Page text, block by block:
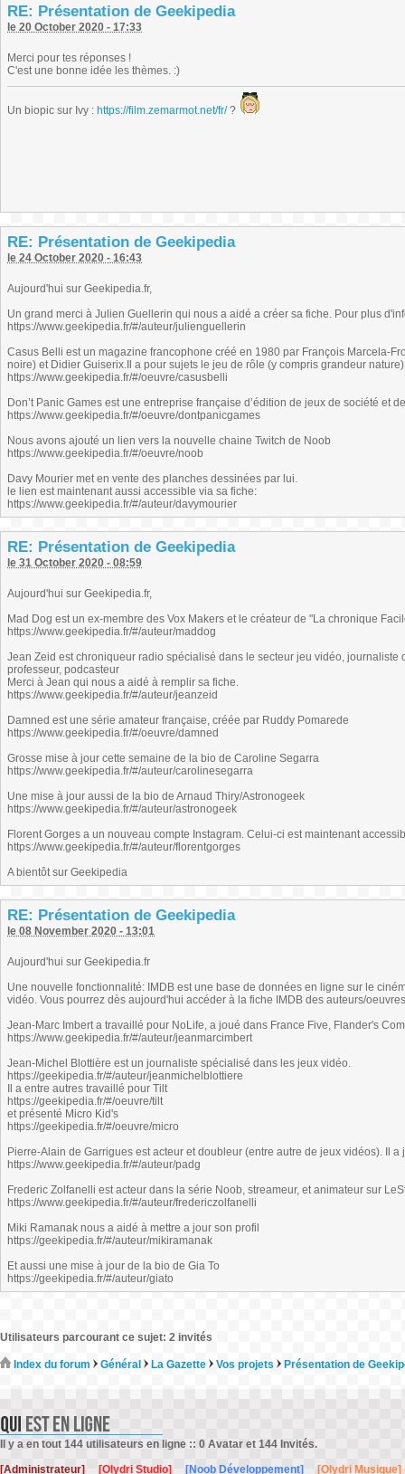
RE: Présentation de Geekipedia
le 20 October 2020 - 17:33
Merci pour tes réponses !
C'est une bonne idée les thèmes. :)
Un biopic sur Ivy : https://film.zemarmot.net/fr/?
RE: Présentation de Geekipedia
le 24 October 2020 - 16:43
Aujourd'hui sur Geekipedia.fr,
Un grand merci à Julien Guellerin qui nous a aidé a créer sa fiche. Pour plus
https://www.geekipedia.fr/#/auteur/julienguellerin
Casus Belli est un magazine francophone créé en 1980 par François Marcela-
noire) et Didier Guiserix.Il a pour sujets le jeu de rôle (y compris grandeur
https://www.geekipedia.fr/#/oeuvre/casusbelli
Don’t Panic Games est une entreprise française d’édition de jeux de société et
https://www.geekipedia.fr/#/oeuvre/dontpanicgames
Nous avons ajouté un lien vers la nouvelle chaine Twitch de Noob
https://www.geekipedia.fr/#/oeuvre/noob
Davy Mourier met en vente des planches dessinées par lui.
le lien est maintenant aussi accessible via sa fiche:
https://www.geekipedia.fr/#/auteur/davymourier
RE: Présentation de Geekipedia
le 31 October 2020 - 08:59
Aujourd'hui sur Geekipedia.fr,
Mad Dog est un ex-membre des Vox Makers et le créateur de "La chronique
https://www.geekipedia.fr/#/auteur/maddog
Jean Zeid est chroniqueur radio spécialisé dans le secteur jeu vidéo,
professeur, podcasteur
Merci à Jean qui nous a aidé à remplir sa fiche.
https://www.geekipedia.fr/#/auteur/jeanzeid
Damned est une série amateur française, créée par Ruddy Pomarede
https://www.geekipedia.fr/#/oeuvre/damned
Grosse mise à jour cette semaine de la bio de Caroline Segarra
https://www.geekipedia.fr/#/auteur/carolinesegarra
Une mise à jour aussi de la bio de Arnaud Thiry/Astronogeek
https://www.geekipedia.fr/#/auteur/astronogeek
Florent Gorges a un nouveau compte Instagram. Celui-ci est maintenant
https://www.geekipedia.fr/#/auteur/florentgorges
A bientôt sur Geekipedia
RE: Présentation de Geekipedia
le 08 November 2020 - 13:01
Aujourd'hui sur Geekipedia.fr
Une nouvelle fonctionnalité: IMDB est une base de données en ligne sur le
vidéo. Vous pourrez dès aujourd'hui accéder à la fiche IMDB des auteurs/
Jean-Marc Imbert a travaillé pour NoLife, a joué dans France Five, Flander's
https://www.geekipedia.fr/#/auteur/jeanmarcimbert
Jean-Michel Blottière est un journaliste spécialisé dans les jeux vidéo.
https://geekipedia.fr/#/auteur/jeanmichelblottiere
Il a entre autres travaillé pour Tilt
https://geekipedia.fr/#/oeuvre/tilt
et présenté Micro Kid's
https://geekipedia.fr/#/oeuvre/micro
Pierre-Alain de Garrigues est acteur et doubleur (entre autre de jeux vidéos). Il
https://www.geekipedia.fr/#/auteur/padg
Frederic Zolfanelli est acteur dans la série Noob, streameur, et animateur sur
https://www.geekipedia.fr/#/auteur/fredericzolfanelli
Miki Ramanak nous a aidé à mettre a jour son profil
https://geekipedia.fr/#/auteur/mikiramanak
Et aussi une mise à jour de la bio de Gia To
https://geekipedia.fr/#/auteur/giato
Utilisateurs parcourant ce sujet: 2 invités
Index du forum Général La Gazette Vos projets Présentation de
Il y a en tout 144 utilisateurs en ligne :: 0 Avatar et 144 Invités.
[Administrateur]
[Olydri Studio] [Noob Développement] [Olydri Musique]